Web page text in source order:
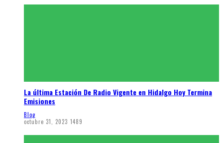
La última Estación De Radio Vigente en Hidalgo Hoy Termina
Emisiones
Blog
octubre 31, 2023 1489